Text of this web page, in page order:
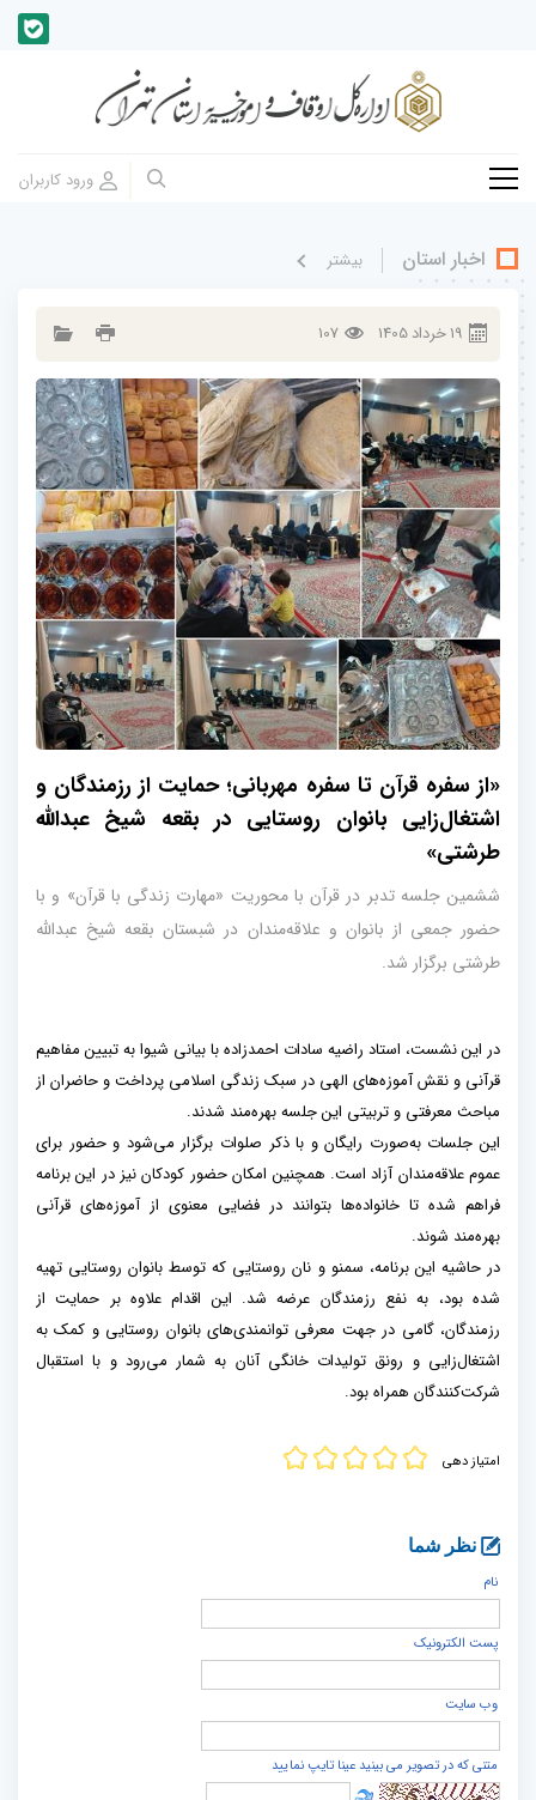
اخبار استان بيشتر
19خرداد1405
107
«از سفره قرآن تا سفره مهربانی؛ حمایت از رزمندگان و
اشتغال‌زایی بانوان روستایی در بقعه شیخ عبدالله
طرشتی»
ششمین جلسه تدبر در قرآن با محوریت «مهارت زندگی با قرآن» و با
حضور جمعی از بانوان و علاقه‌مندان در شبستان بقعه شیخ عبدالله
طرشتی برگزار شد.
در این نشست، استاد راضیه سادات احمدزاده با بیانی شیوا به تبیین مفاهیم
قرآنی و نقش آموزه‌های الهی در سبک زندگی اسلامی پرداخت و حاضران از
مباحث معرفتی و تربیتی این جلسه بهره‌مند شدند.
این جلسات به‌صورت رایگان و با ذکر صلوات برگزار می‌شود و حضور برای
عموم علاقه‌مندان آزاد است. همچنین امکان حضور کودکان نیز در این برنامه
فراهم شده تا خانواده‌ها بتوانند در فضایی معنوی از آموزه‌های قرآنی
بهره‌مند شوند.
در حاشیه این برنامه، سمنو و نان روستایی که توسط بانوان روستایی تهیه
شده بود، به نفع رزمندگان عرضه شد. این اقدام علاوه بر حمایت از
رزمندگان، گامی در جهت معرفی توانمندی‌های بانوان روستایی و کمک به
اشتغال‌زایی و رونق تولیدات خانگی آنان به شمار می‌رود و با استقبال
شرکت‌کنندگان همراه بود.
امتیاز دهی
نظر شما
نام
پست الكترونيک
وب سایت
متنی که در تصویر می بینید عینا تایپ نمایید